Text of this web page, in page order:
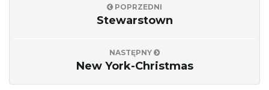
POPRZEDNI
Stewarstown
NASTĘPNY
New York-Christmas